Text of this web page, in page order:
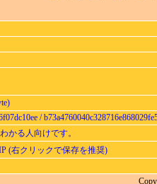
/
かる人向けです。
(右クリックで保存を推奨)